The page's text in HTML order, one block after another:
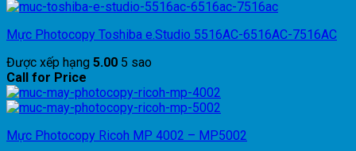
Mực Photocopy Toshiba e.Studio 5516AC-6516AC-7516AC
Được xếp hạng 5.00 5 sao
Call for Price
Mực Photocopy Ricoh MP 4002 – MP5002